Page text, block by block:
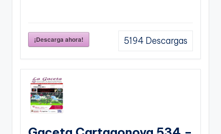
¡Descarga ahora! 5194 Descargas